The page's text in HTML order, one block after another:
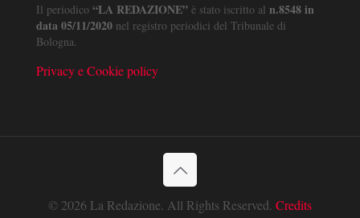
Il periodico “LA REDAZIONE” è stato iscritto al n.8548 in
data 05/11/2020 nel registro periodici del Tribunale di
Bologna.
Privacy e Cookie policy
© 2026 La Redazione. All Rights Reserved. Credits